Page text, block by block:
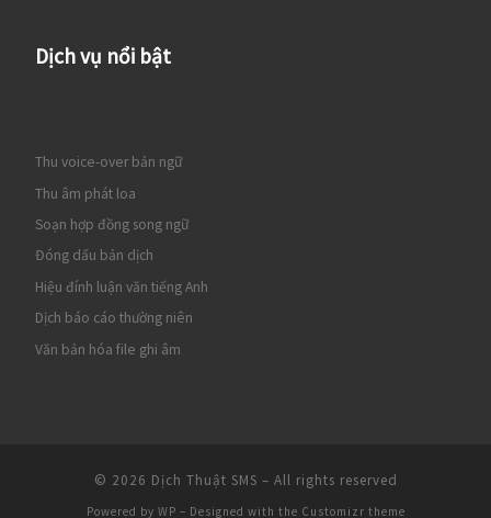
Dịch vụ nổi bật
Thu voice-over bản ngữ
Thu âm phát loa
Soạn hợp đồng song ngữ
Đóng dấu bản dịch
Hiệu đính luận văn tiếng Anh
Dịch báo cáo thường niên
Văn bản hóa file ghi âm
© 2026 Dịch Thuật SMS – All rights reserved
Powered by WP – Designed with the Customizr theme